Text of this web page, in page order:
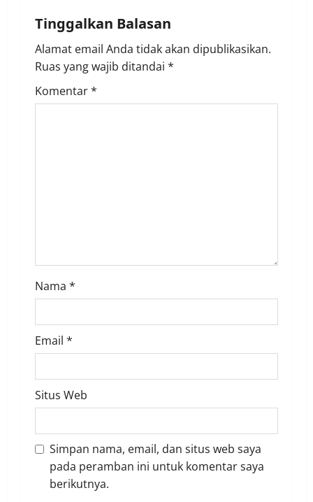
v
i
g
a
Tinggalkan Balasan
Alamat email Anda tidak akan dipublikasikan.
Ruas yang wajib ditandai *
Komentar*
Nama *
Email *
Situs Web
Simpan nama, email, dan situs web saya
pada peramban ini untuk komentar saya
berikutnya.